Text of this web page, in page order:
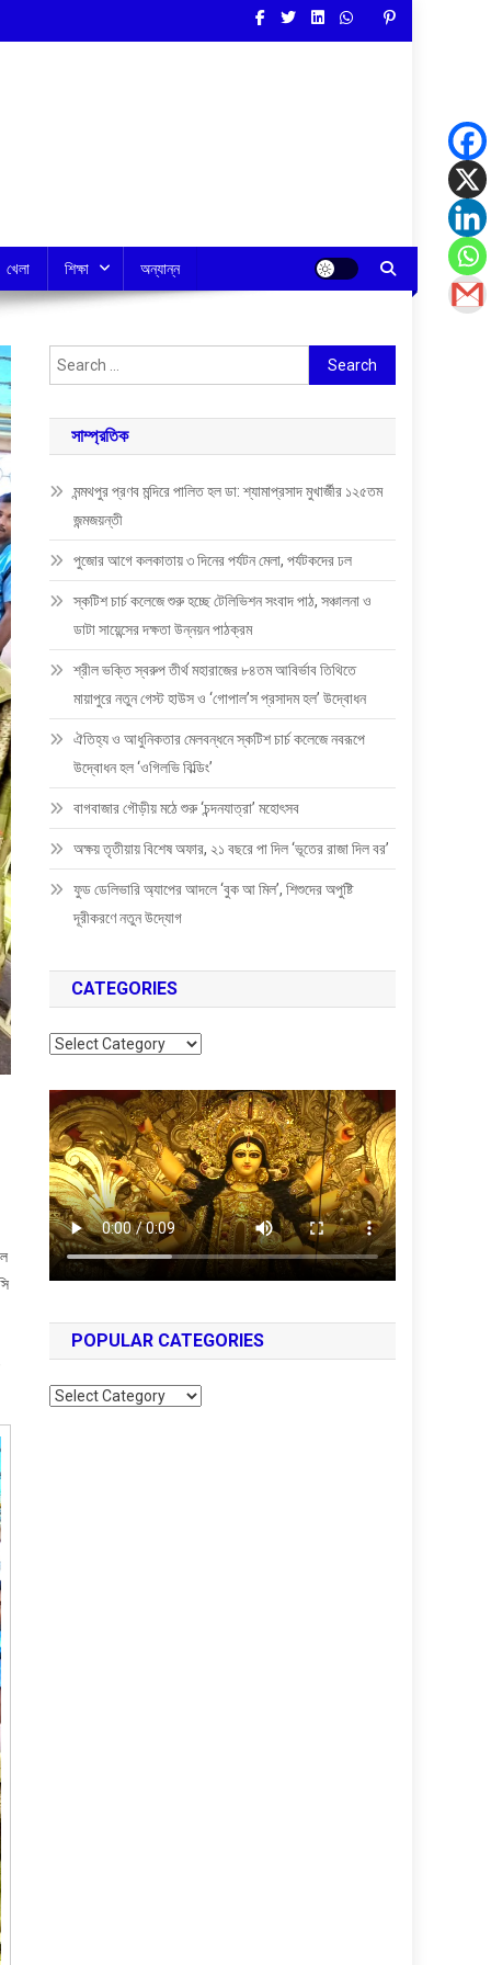
খেলা শিক্ষা অন্যান্ন
Search
for:
সাম্প্রতিক
মন্মথপুর প্রণব মন্দিরে পালিত হল ডা: শ্যামাপ্রসাদ মুখার্জীর ১২৫তম
জন্মজয়ন্তী
পুজোর আগে কলকাতায় ৩ দিনের পর্যটন মেলা, পর্যটকদের ঢল
স্কটিশ চার্চ কলেজে শুরু হচ্ছে টেলিভিশন সংবাদ পাঠ, সঞ্চালনা ও
ডাটা সায়েন্সের দক্ষতা উন্নয়ন পাঠক্রম
শ্রীল ভক্তি স্বরুপ তীর্থ মহারাজের ৮৪তম আবির্ভাব তিথিতে
মায়াপুরে নতুন গেস্ট হাউস ও ‘গোপাল’স প্রসাদম হল’ উদ্বোধন
ঐতিহ্য ও আধুনিকতার মেলবন্ধনে স্কটিশ চার্চ কলেজে নবরূপে
উদ্বোধন হল ‘ওগিলভি বিল্ডিং’
বাগবাজার গৌড়ীয় মঠে শুরু ‘চন্দনযাত্রা’ মহোৎসব
অক্ষয় তৃতীয়ায় বিশেষ অফার, ২১ বছরে পা দিল ‘ভূতের রাজা দিল বর’
ফুড ডেলিভারি অ্যাপের আদলে ‘বুক আ মিল’, শিশুদের অপুষ্টি
দূরীকরণে নতুন উদ্যোগ
CATEGORIES
Categories
POPULAR CATEGORIES
Popular